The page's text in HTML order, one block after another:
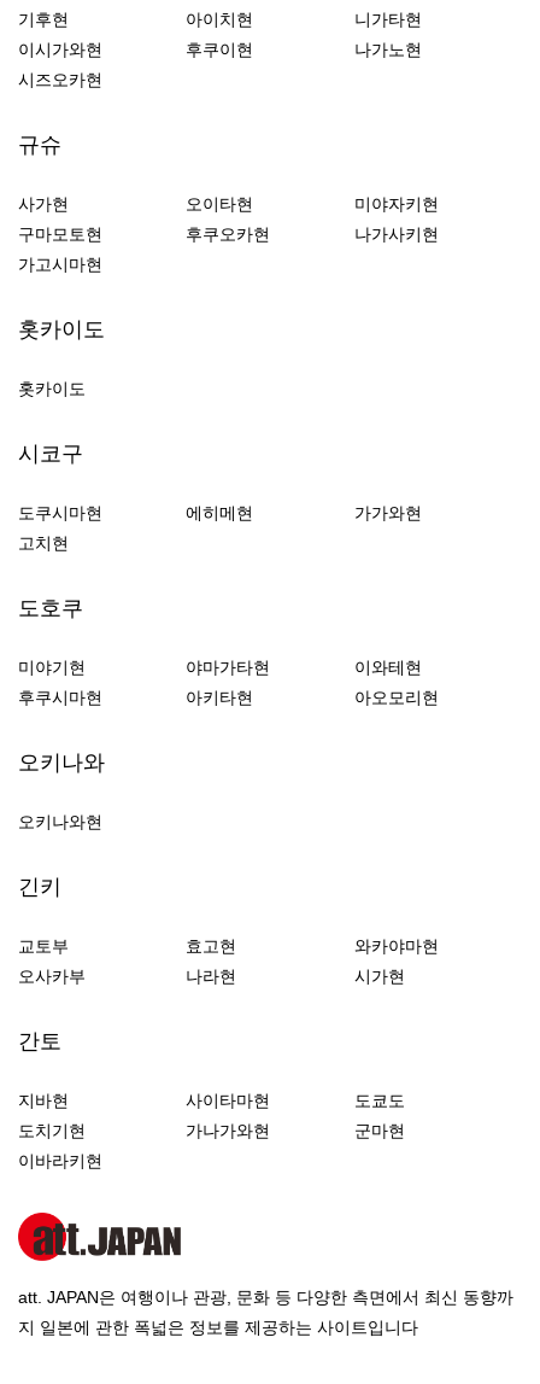
기후현
아이치현
니가타현
이시가와현
후쿠이현
나가노현
시즈오카현
규슈
사가현 오이타현
미야자키현
구마모토현
후쿠오카현
나가사키현
가고시마현
홋카이도
홋카이도
시코구
도쿠시마현 에히메현
가가와현
고치현
도호쿠
미야기현 야마가타현
이와테현
후쿠시마현
아키타현 아오모리현
오키나와
오키나와현
긴키
교토부 효고현
와카야마현
오사카부
나라현 시가현
간토
지바현 사이타마현
도쿄도
도치기현
가나가와현
군마현
이바라키현
att. JAPAN은 여행이나 관광, 문화 등 다양한 측면에서 최신 동향까
지 일본에 관한 폭넓은 정보를 제공하는 사이트입니다